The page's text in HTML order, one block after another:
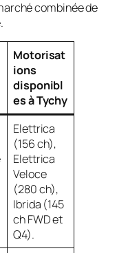
combinée de
Motorisat
ions
disponibl
es à Tychy
Elettrica
(156 ch),
Elettrica
Veloce
(280 ch),
Ibrida (145
ch FWD et
Q4).